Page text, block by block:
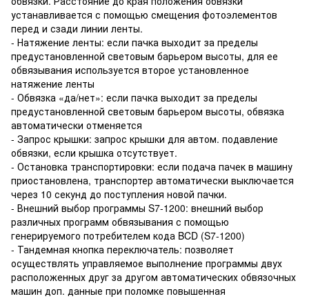
устанавливается с помощью смещения фотоэлементов
перед и сзади линии ленты.
- Натяжение ленты: если пачка выходит за пределы
предустановленной световым барьером высоты, для ее
обвязывания используется второе установленное
натяжение ленты
- Обвязка «да/нет»: если пачка выходит за пределы
предустановленной световым барьером высоты, обвязка
автоматически отменяется
- Запрос крышки: запрос крышки для автом. подавление
обвязки, если крышка отсутствует.
- Остановка транспортировки: если подача пачек в машину
приостановлена, транспортер автоматически выключается
через 10 секунд до поступления новой пачки.
- Внешний выбор программы S7-1200: внешний выбор
различных программ обвязывания с помощью
генерируемого потребителем кода BCD (S7-1200)
- Тандемная кнопка переключатель: позволяет
осуществлять управляемое выполнение программы двух
расположенных друг за другом автоматических обвязочных
машин доп. данные при поломке повышенная